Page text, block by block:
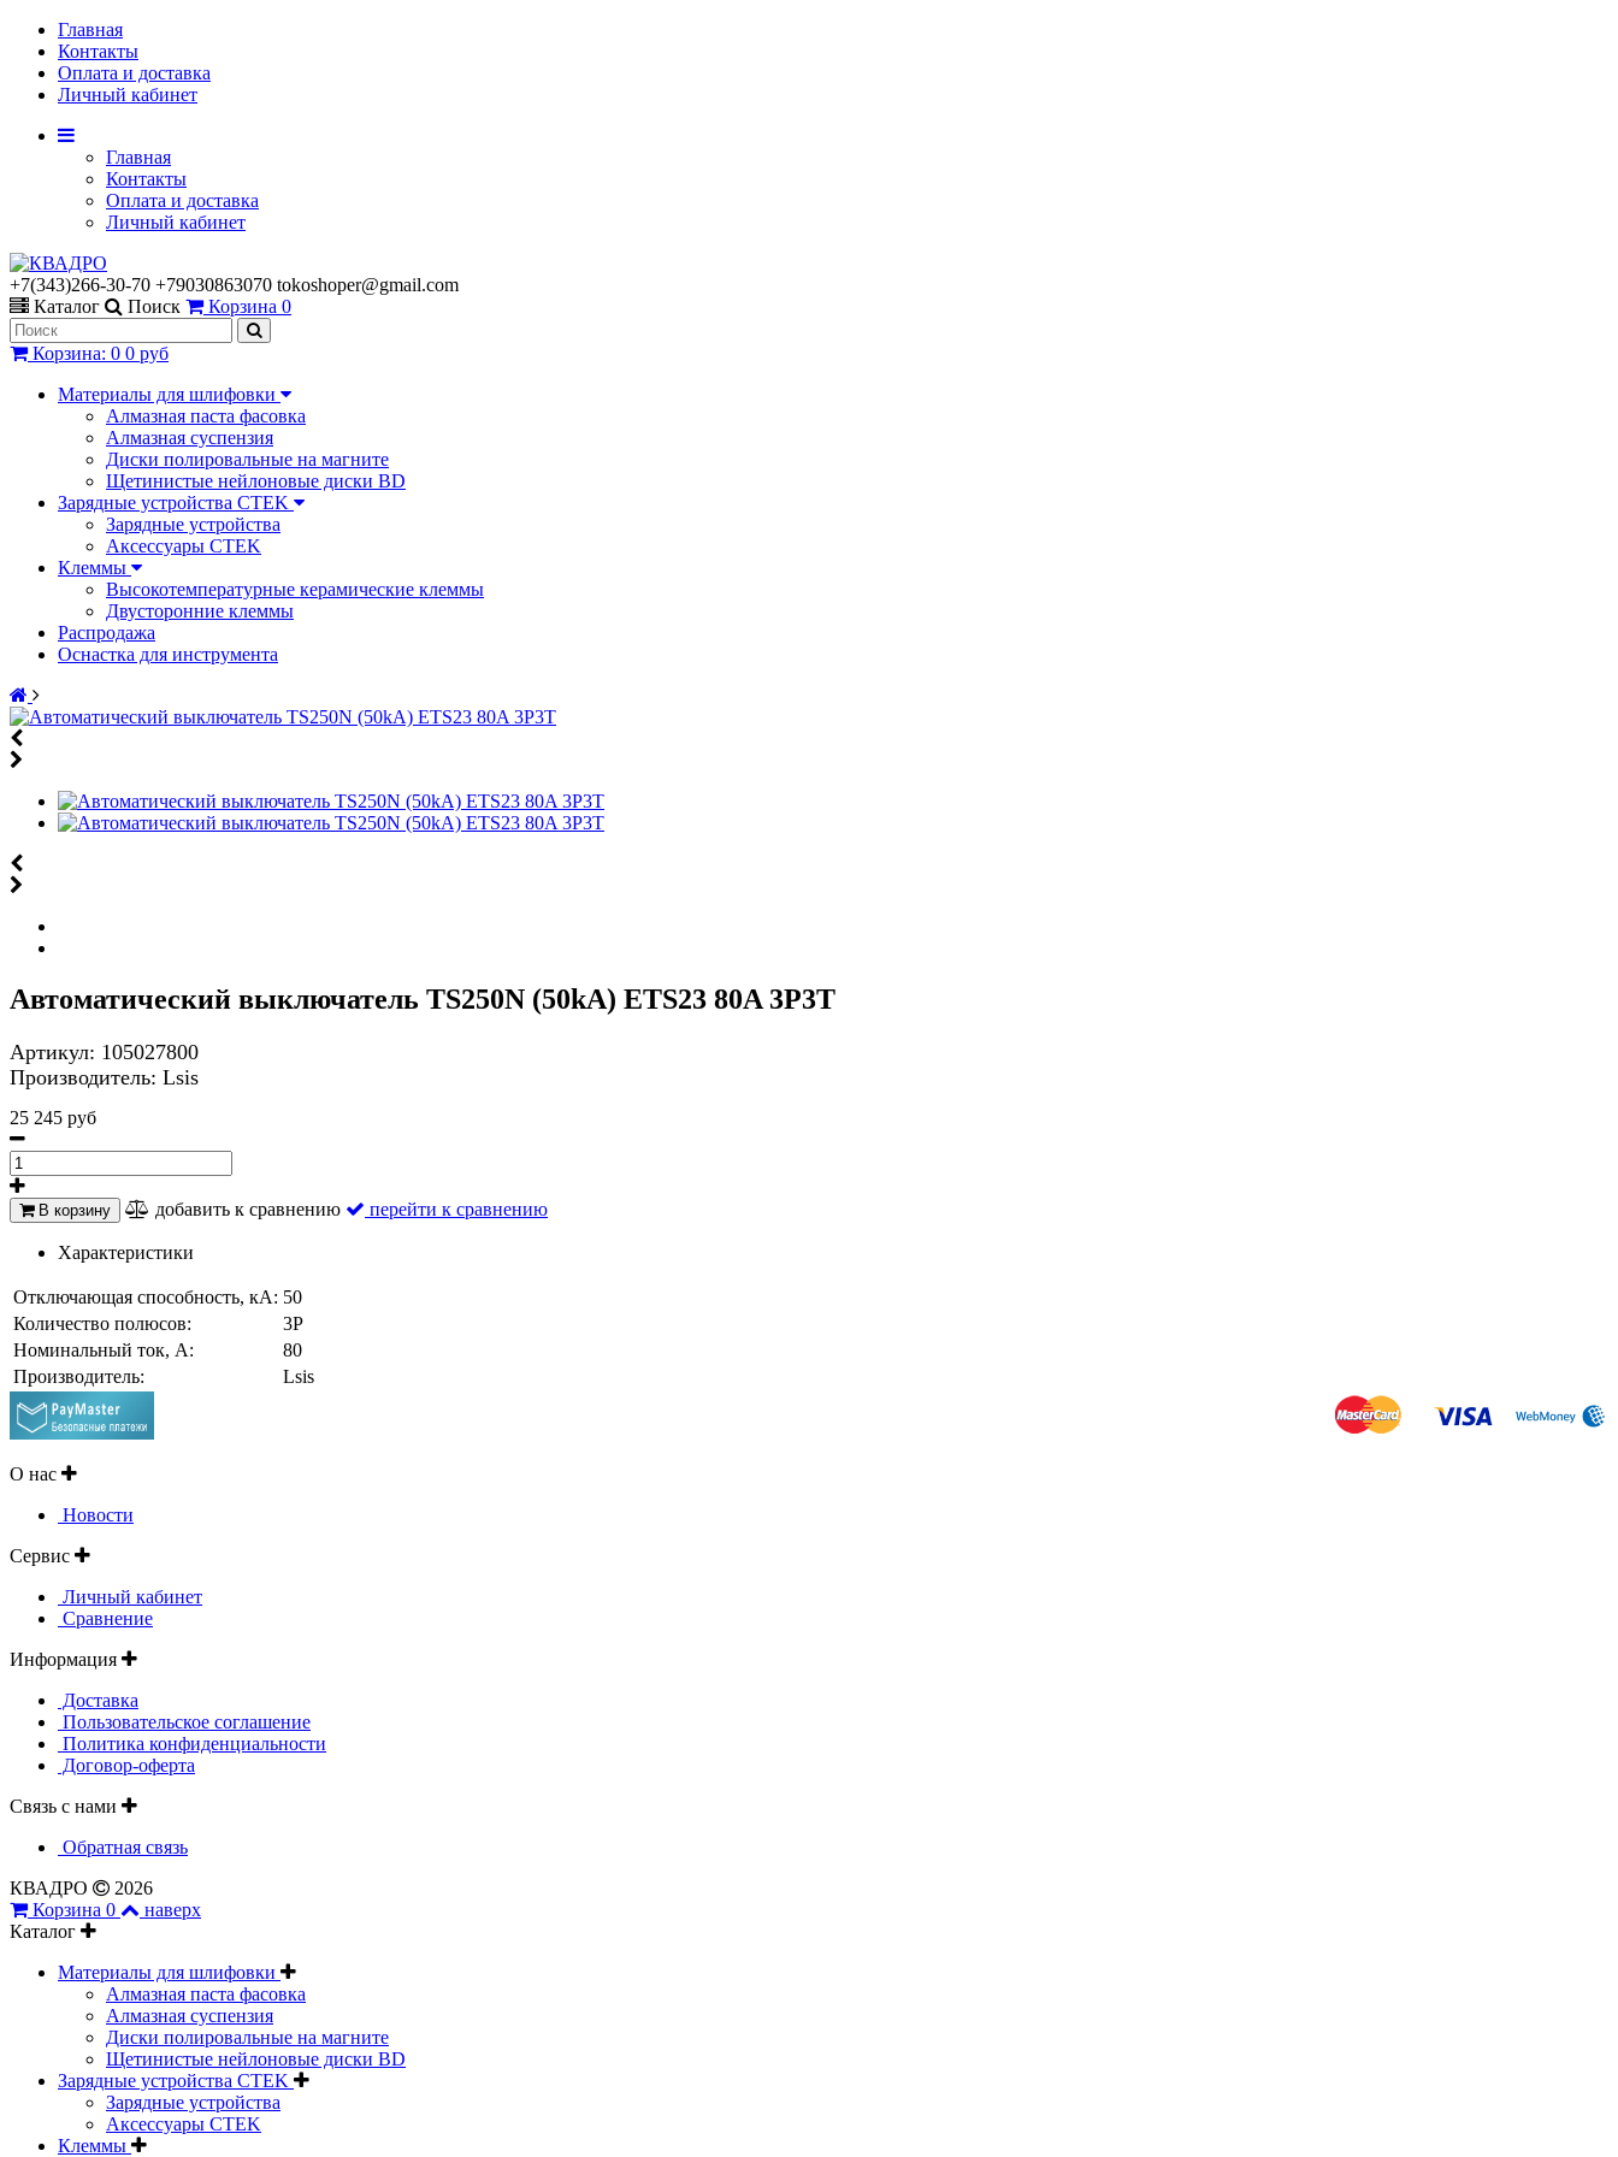
Главная
Контакты
Оплата и доставка
Личный кабинет
Главная
Контакты
Оплата и доставка
Личный кабинет
+7(343)266-30-70 +79030863070 tokoshoper@gmail.com
Каталог
Поиск Корзина 0
Корзина: 0 0 руб
Материалы для шлифовки
Алмазная паста фасовка
Алмазная суспензия
Диски полировальные на магните
Щетинистые нейлоновые диски BD
Зарядные устройства CTEK
Зарядные устройства
Аксессуары CTEK
Клеммы
Высокотемпературные керамические клеммы
Двусторонние клеммы
Распродажа
Оснастка для инструмента
Автоматический выключатель TS250N (50kA) ETS23 80A 3P3T
Артикул: 105027800
Производитель: Lsis
25 245 руб
В корзину добавить к сравнению перейти к сравнению
Характеристики
Отключающая способность, кА: 50
Количество полюсов:
3P
Номинальный ток, A:
80
Производитель:
Lsis
О нас
Новости
Сервис
Личный кабинет
Сравнение
Информация
Доставка
Пользовательское соглашение
Политика конфиденциальности
Договор-оферта
Связь с нами
Обратная связь
КВАДРО
2026
Корзина 0
наверх
Каталог
Материалы для шлифовки
Алмазная паста фасовка
Алмазная суспензия
Диски полировальные на магните
Щетинистые нейлоновые диски BD
Зарядные устройства CTEK
Зарядные устройства
Аксессуары CTEK
Клеммы